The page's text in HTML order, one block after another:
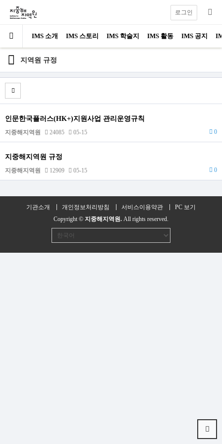
IMS 소개 IMS 스토리 IMS 학술지 IMS 활동 IMS 공지
로그인
지역원 규정
인문한국플러스(HK+)지원사업 관리운영규칙
지중해지역원 24085 05-15 0
지중해지역원 규정
지중해지역원 12909 05-15 0
기관소개 개인정보처리방침 서비스이용약관
PC 보기
Copyright © 지중해지역원. All rights reserved.